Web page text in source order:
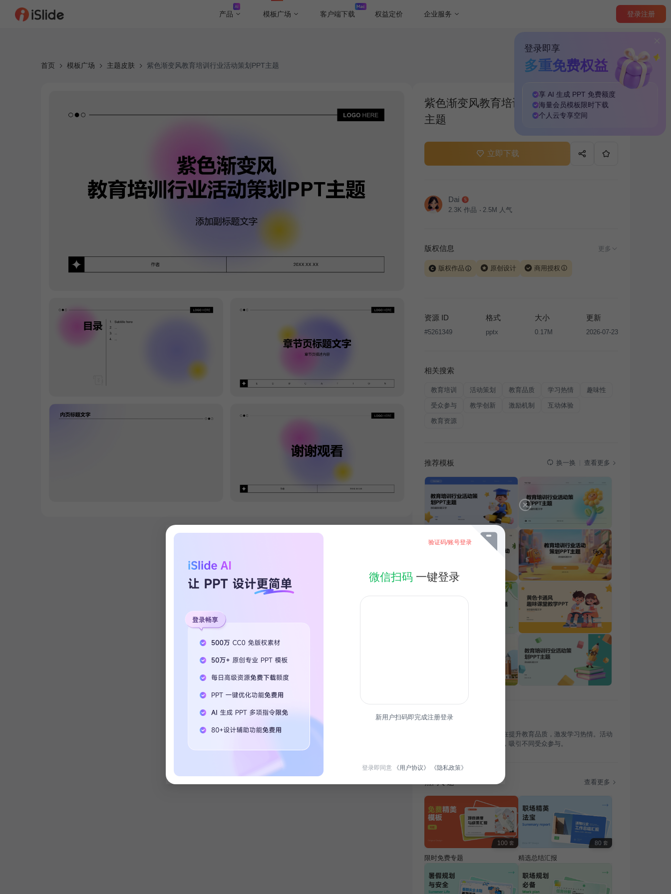
产品 模板广场 客户端下载 权益定价 企业服务 登录注册
登录即享
多重免费权益
享 AI 生成 PPT 免费额度
海量会员模板 限时下载
个人云专享空间
首页 模板广场 主题皮肤 紫色渐变风教育培训行业活动策划PPT主题
紫色渐变风教育培训行业活动策划PPT
主题
立即下载
Dai
2.3K 作品 2.5M 人气
版权信息 更多
版权作品 原创设计 商用授权
让、出售或出租，未经投权许可任何人不得擅自转载和分发，否则
将接照我国著作权法的相关规定承担相应法律责任。
资源 ID
#5261349
格式
pptx
大小
0.17M
更新
2026-07-23
相关搜索
教育培训 活动策划 教育品质 学习热情 趣味性
受众参与 教学创新 激励机制 互动体验
教育资源
推荐模板 换一换 查看更多
简介
教育培训行业活动策划，旨在提升教育品质，激发学习热情。活动
设计需兼顾教育性与趣味性，吸引不同受众参与。
查看更多
100 套
限时免费专题
80 套
精选总结汇报
验证码/账号登录
微信扫码 一键登录
新用户扫码即完成注册登录
登录即同意 《用户协议》 《隐私政策》